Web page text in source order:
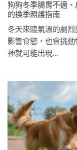
狗狗冬季腸胃不適
的換季照護指南
冬天來臨氣溫的劇
影響食慾，也會挑
神就可能出現...